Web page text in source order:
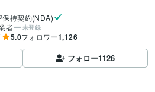
保持契約(NDA)
者
未登録
5.0フォロワー1,126
フォロー1126